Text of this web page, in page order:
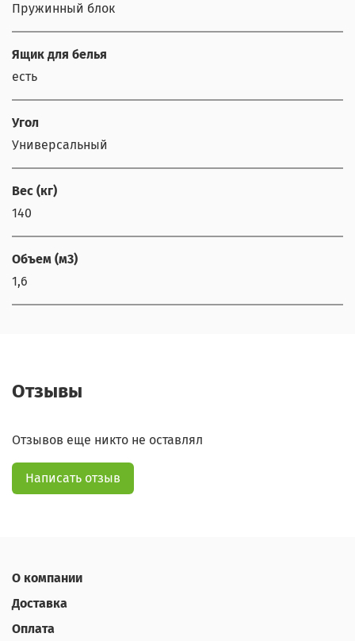
Пружинный блок
Ящик для белья
есть
Угол
Универсальный
Вес (кг)
140
Объем (м3)
1,6
Отзывы
Отзывов еще никто не оставлял
Написать отзыв
О компании
Доставка
Оплата